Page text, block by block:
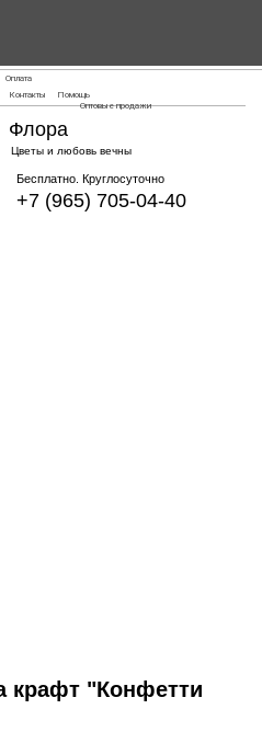
Оплата
Контакты
Помощь
Оптовые продажи
Флора
Цветы и любовь вечны
Бесплатно. Круглосуточно
+7 (965) 705-04-40
крафт "Конфетти